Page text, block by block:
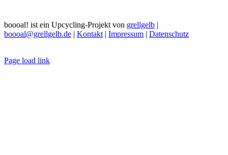
boooal! ist ein Upcycling-Projekt von grellgelb |
boooal@grellgelb.de | Kontakt | Impressum | Datenschutz
Page load link